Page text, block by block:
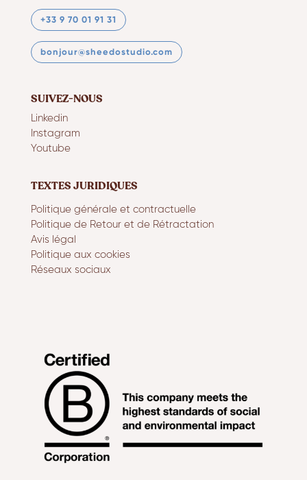
+33 9 70 01 91 31
bonjour@sheedostudio.com
SUIVEZ-NOUS
Linkedin
Instagram
Youtube
TEXTES JURIDIQUES
Politique générale et contractuelle
Politique de Retour et de Rétractation
Avis légal
Politique aux cookies
Réseaux sociaux